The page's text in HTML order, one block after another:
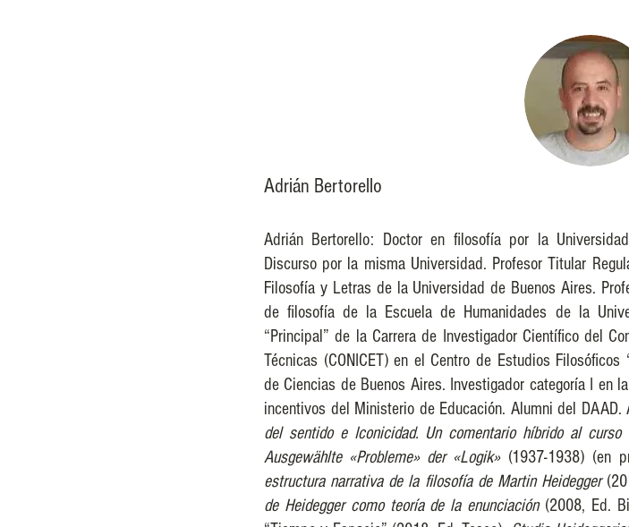
Adrián Bertorello
Adrián Bertorello: Doctor en filosofía por la
Discurso por la misma Universidad. Profesor Titular
Filosofía y Letras de la Universidad de Buenos Aires.
de filosofía de la Escuela de Humanidades de la
“Principal” de la Carrera de Investigador Científico del
Técnicas (CONICET) en el Centro de Estudios
de Ciencias de Buenos Aires. Investigador categoría I en
incentivos del Ministerio de Educación. Alumni del DAAD.
del sentido e Iconicidad. Un comentario híbrido al curso
Ausgewählte «Probleme» der «Logik»(1937-1938) (en
estructura narrativa de la filosofía de Martin Heidegger
de Heidegger como teoría de la enunciación(2008, Ed.